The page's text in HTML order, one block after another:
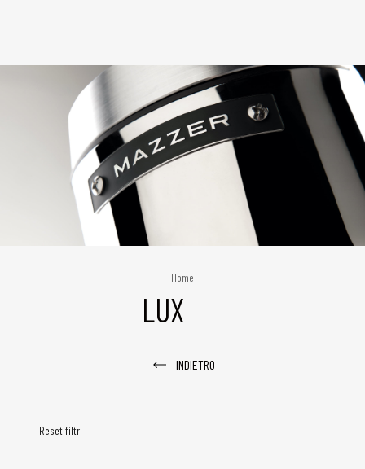
Home
LUX
INDIETRO
Reset filtri